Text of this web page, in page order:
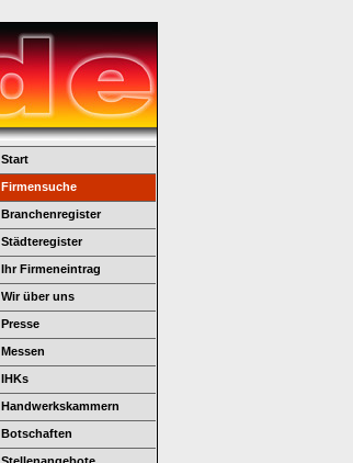
Start
Firmensuche
Branchenregister
Städteregister
Ihr Firmeneintrag
Wir über uns
Presse
Messen
IHKs
Handwerkskammern
Botschaften